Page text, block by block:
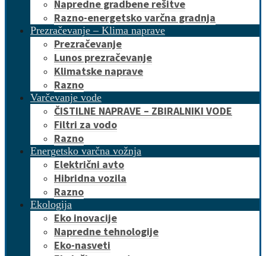
Napredne gradbene rešitve
Razno-energetsko varčna gradnja
Prezračevanje – Klima naprave
Prezračevanje
Lunos prezračevanje
Klimatske naprave
Razno
Varčevanje vode
ČISTILNE NAPRAVE – ZBIRALNIKI VODE
Filtri za vodo
Razno
Energetsko varčna vožnja
Električni avto
Hibridna vozila
Razno
Ekologija
Eko inovacije
Napredne tehnologije
Eko-nasveti